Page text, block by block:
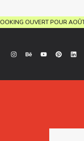
BOOKING OUVERT POUR